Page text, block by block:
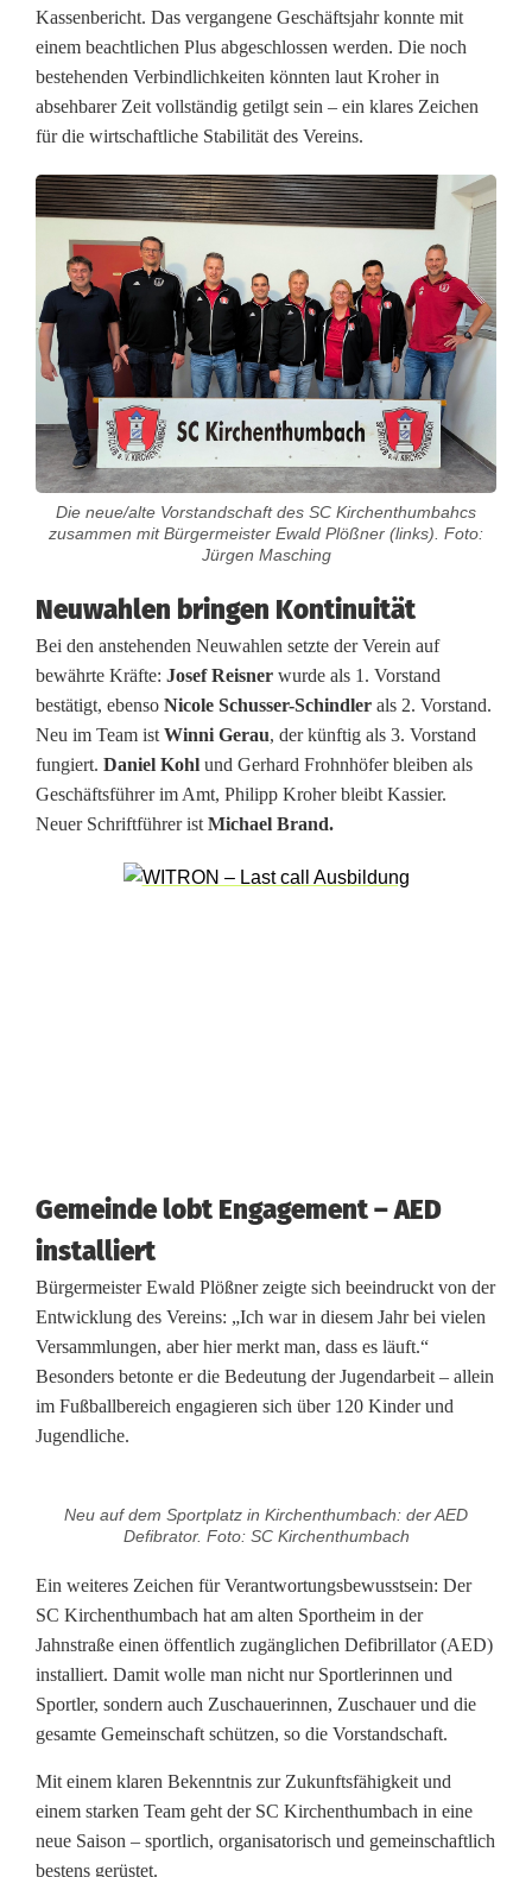
f
t
b
e
i
C
K
i
r
e
n
t
h
u
m
Kassenbericht. Das vergangene Geschäftsjahr konnte mit
einem beachtlichen Plus abgeschlossen werden. Die noch
bestehenden Verbindlichkeiten könnten laut Kroher in
absehbarer Zeit vollständig getilgt sein – ein klares Zeichen
für die wirtschaftliche Stabilität des Vereins.
Die neue/alte Vorstandschaft des SC Kirchenthumbahcs
zusammen mit Bürgermeister Ewald Plößner (links). Foto:
Jürgen Masching
Neuwahlen bringen Kontinuität
Bei den anstehenden Neuwahlen setzte der Verein auf
bewährte Kräfte: Josef Reisner wurde als 1. Vorstand
bestätigt, ebenso Nicole Schusser-Schindler als 2. Vorstand.
Neu im Team ist Winni Gerau, der künftig als 3. Vorstand
fungiert. Daniel Kohl und Gerhard Frohnhöfer bleiben als
Geschäftsführer im Amt, Philipp Kroher bleibt Kassier.
Neuer Schriftführer ist Michael Brand.
Gemeinde lobt Engagement – AED
installiert
Bürgermeister Ewald Plößner zeigte sich beeindruckt von der
Entwicklung des Vereins: „Ich war in diesem Jahr bei vielen
Versammlungen, aber hier merkt man, dass es läuft.“
Besonders betonte er die Bedeutung der Jugendarbeit – allein
im Fußballbereich engagieren sich über 120 Kinder und
Jugendliche.
Neu auf dem Sportplatz in Kirchenthumbach: der AED
Defibrator. Foto: SC Kirchenthumbach
Ein weiteres Zeichen für Verantwortungsbewusstsein: Der
SC Kirchenthumbach hat am alten Sportheim in der
Jahnstraße einen öffentlich zugänglichen Defibrillator (AED)
installiert. Damit wolle man nicht nur Sportlerinnen und
Sportler, sondern auch Zuschauerinnen, Zuschauer und die
gesamte Gemeinschaft schützen, so die Vorstandschaft.
Mit einem klaren Bekenntnis zur Zukunftsfähigkeit und
einem starken Team geht der SC Kirchenthumbach in eine
neue Saison – sportlich, organisatorisch und gemeinschaftlich
bestens gerüstet.